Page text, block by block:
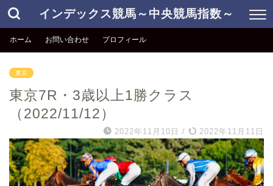
インデックス競馬～中央競馬指数～
ホーム お問い合わせ プロフィール
東京
東京7R・3歳以上1勝クラス
（2022/11/12）
2022年11月10日 / 2022年11月11日